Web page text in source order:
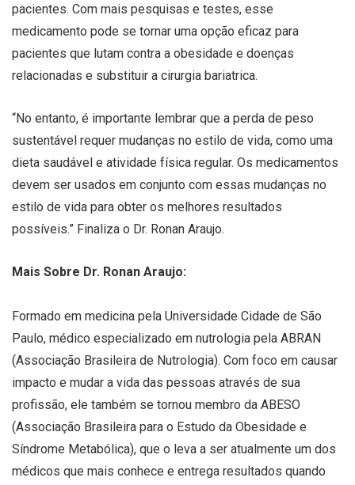
pacientes. Com mais pesquisas e testes, esse
medicamento pode se tornar uma opção eficaz para
pacientes que lutam contra a obesidade e doenças
relacionadas e substituir a cirurgia bariatrica.
“No entanto, é importante lembrar que a perda de peso
sustentável requer mudanças no estilo de vida, como uma
dieta saudável e atividade física regular. Os medicamentos
devem ser usados em conjunto com essas mudanças no
estilo de vida para obter os melhores resultados
possíveis.” Finaliza o Dr. Ronan Araujo.
Mais Sobre Dr. Ronan Araujo:
Formado em medicina pela Universidade Cidade de São
Paulo, médico especializado em nutrologia pela ABRAN
(Associação Brasileira de Nutrologia). Com foco em causar
impacto e mudar a vida das pessoas através de sua
profissão, ele também se tornou membro da ABESO
(Associação Brasileira para o Estudo da Obesidade e
Síndrome Metabólica), que o leva a ser atualmente um dos
médicos que mais conhece e entrega resultados quando